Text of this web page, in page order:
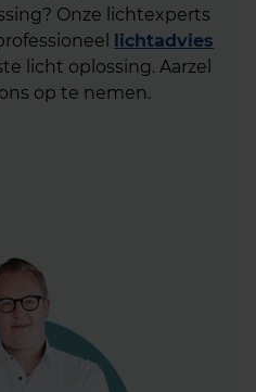
Onze lichtexperts
lichtadvies
licht oplossing. Aarzel
op te nemen.